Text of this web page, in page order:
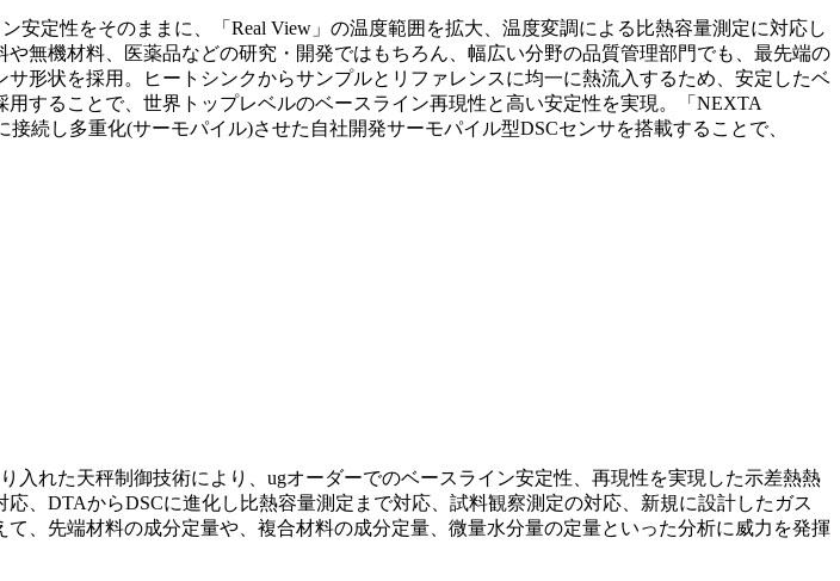
安定性をそのままに、「Real View」の温度範囲を拡大、温度変調による比熱容量測定に対応し
無機材料、医薬品などの研究・開発ではもちろん、幅広い分野の品質管理部門でも、最先端の
形状を採用。ヒートシンクからサンプルとリファレンスに均一に熱流入するため、安定したベ
することで、世界トップレベルのベースライン再現性と高い安定性を実現。「NEXTA
続し多重化(サーモパイル)させた自社開発サーモパイル型DSCセンサを搭載することで、
入れた天秤制御技術により、ugオーダーでのベースライン安定性、再現性を実現した示差熱熱
、DTAからDSCに進化し比熱容量測定まで対応、試料観察測定の対応、新規に設計したガス
、先端材料の成分定量や、複合材料の成分定量、微量水分量の定量といった分析に威力を発揮